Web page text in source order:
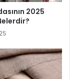
2025